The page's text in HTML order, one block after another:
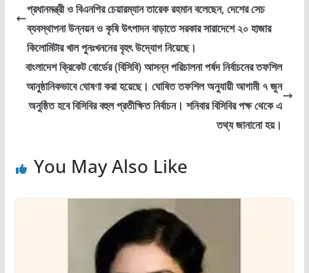
প্রধানমন্ত্রী ও বিএনপির চেয়ারম্যান তারেক রহমান বলেছেন, দেশের সেচ
ব্যবস্থাপনা উন্নয়ন ও কৃষি উৎপাদন বাড়াতে সরকার সারাদেশে ২০ হাজার
কিলোমিটার খাল পুনঃখননের বৃহৎ উদ্যোগ নিয়েছে।
বাংলাদেশ ক্রিকেট বোর্ডের (বিসিবি) আসন্ন পরিচালনা পর্ষদ নির্বাচনের তফশিল
আনুষ্ঠানিকভাবে ঘোষণা করা হয়েছে। ঘোষিত তফশিল অনুযায়ী আগামী ৭ জুন
অনুষ্ঠিত হবে বিসিবির বহুল প্রতীক্ষিত নির্বাচন। শনিবার বিসিবির পক্ষ থেকে এ
তথ্য জানানো হয়।
You May Also Like